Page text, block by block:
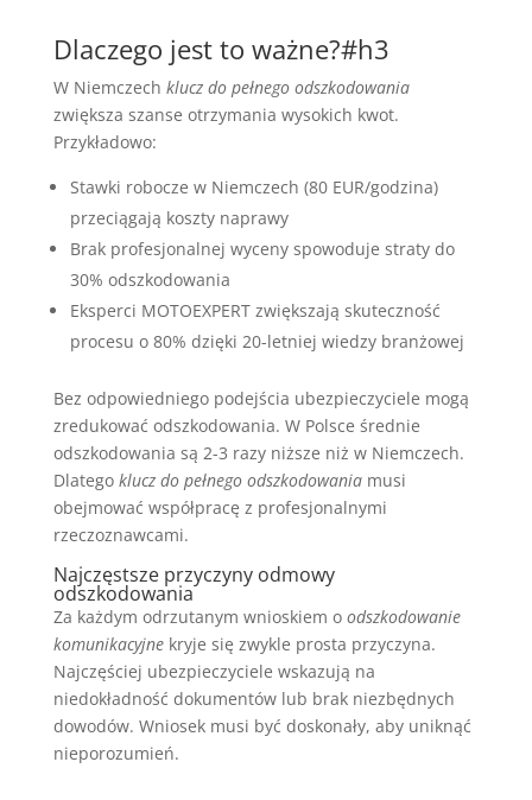
Dlaczego jest to ważne?#h3
W Niemczech klucz do pełnego odszkodowania
zwiększa szanse otrzymania wysokich kwot.
Przykładowo:
Stawki robocze w Niemczech (80 EUR/godzina)
przeciągają koszty naprawy
Brak profesjonalnej wyceny spowoduje straty do
30% odszkodowania
Eksperci MOTOEXPERT zwiększają skuteczność
procesu o 80% dzięki 20-letniej wiedzy branżowej
Bez odpowiedniego podejścia ubezpieczyciele mogą
zredukować odszkodowania. W Polsce średnie
odszkodowania są 2-3 razy niższe niż w Niemczech.
Dlatego klucz do pełnego odszkodowaniamusi
obejmować współpracę z profesjonalnymi
rzeczoznawcami.
Najczęstsze przyczyny odmowy
odszkodowania
Za każdym odrzutanym wnioskiem o odszkodowanie
komunikacyjnekryje się zwykle prosta przyczyna.
Najczęściej ubezpieczyciele wskazują na
niedokładność dokumentów lub brak niezbędnych
dowodów. Wniosek musi być doskonały, aby uniknąć
nieporozumień.